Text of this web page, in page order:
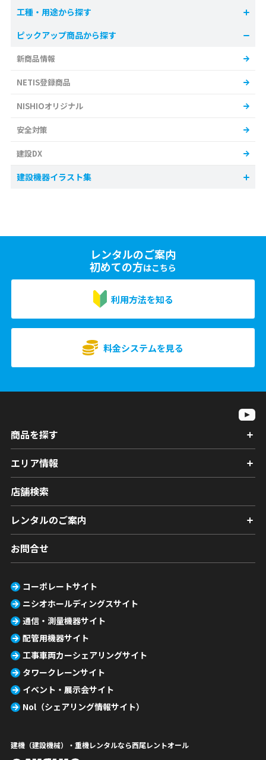
工種・用途から探す
ピックアップ商品から探す
新商品情報
NETIS登録商品
NISHIOオリジナル
安全対策
建設DX
建設機器イラスト集
レンタルのご案内
初めての方はこちら
利用方法を知る
料金システムを見る
商品を探す
エリア情報
店舗検索
レンタルのご案内
お問合せ
コーポレートサイト
ニシオホールディングスサイト
通信・測量機器サイト
配管用機器サイト
工事車両カーシェアリングサイト
タワークレーンサイト
イベント・展示会サイト
Nol（シェアリング情報サイト）
建機（建設機械）・重機レンタルなら西尾レントオール